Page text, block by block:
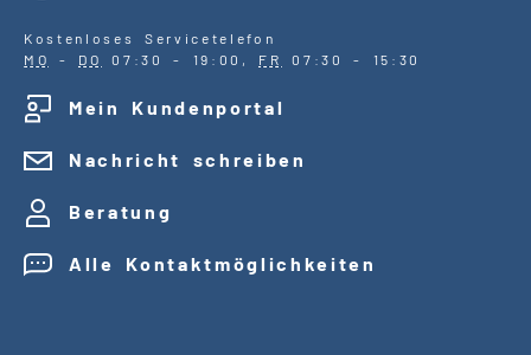
Kostenloses Servicetelefon
MO
- DO 07:30 - 19:00, FR 07:30 - 15:30
Mein Kundenportal
Nachricht schreiben
Beratung
Alle Kontaktmöglichkeiten